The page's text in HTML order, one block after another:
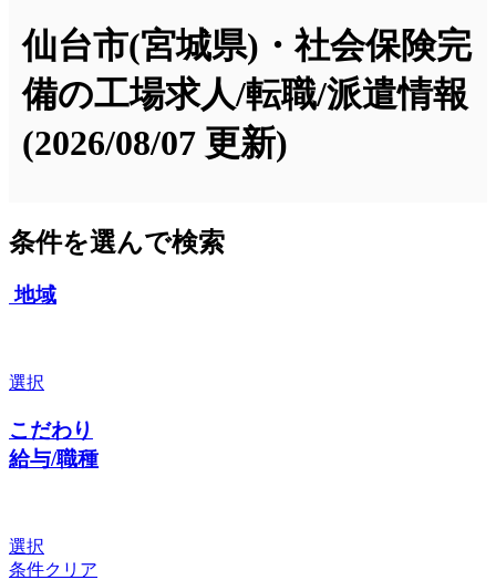
仙台市(宮城県)・社会保険完
備の工場求人/転職/派遣情報
(2026/08/07 更新)
条件を選んで検索
地域
選択
こだわり
給与/職種
選択
条件クリア